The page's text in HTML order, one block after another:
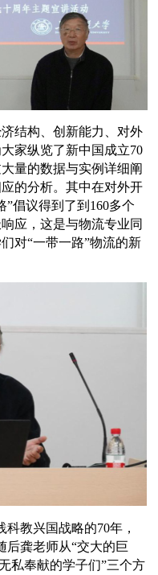
结构、创新能力、对外
家纵览了新中国成立70
量的数据与实例详细阐
的分析。其中在对外开
”倡议得到了到 160多个
应，这是与物流专业同
对“一带一路”物流的新
科教兴国战略的70年，
后龚老师从“交大的巨
私奉献的学子们”三个方